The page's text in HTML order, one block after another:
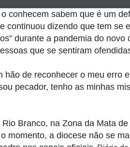
conhecem sabem que é um
continuou dizendo que tem se
durante a pandemia do novo
que se sentiram
hão de reconhecer o meu erro
pecador, tenho as minhas
Branco, na Zona da Mata
momento, a diocese não se